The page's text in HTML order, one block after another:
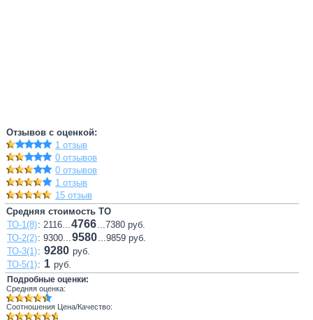
Отзывов с оценкой:
1 отзыв
0 отзывов
0 отзывов
1 отзыв
15 отзыв
Средняя стоимость ТО
ТО-1(8): 2116...4766...7380 руб.
ТО-2(2): 9300...9580...9859 руб.
ТО-3(1): 9280 руб.
ТО-5(1): 1 руб.
Подробные оценки:
Средняя оценка:
Соотношения Цена/Качество: